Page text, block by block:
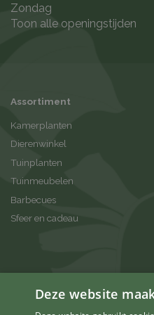
Zondag
Toon alle openingstijden
Assortiment
Kamerplanten
Dierenwinkel
Tuinplanten
Tuinmeubelen
Barbecues
Sfeer en cadeau
Deze website